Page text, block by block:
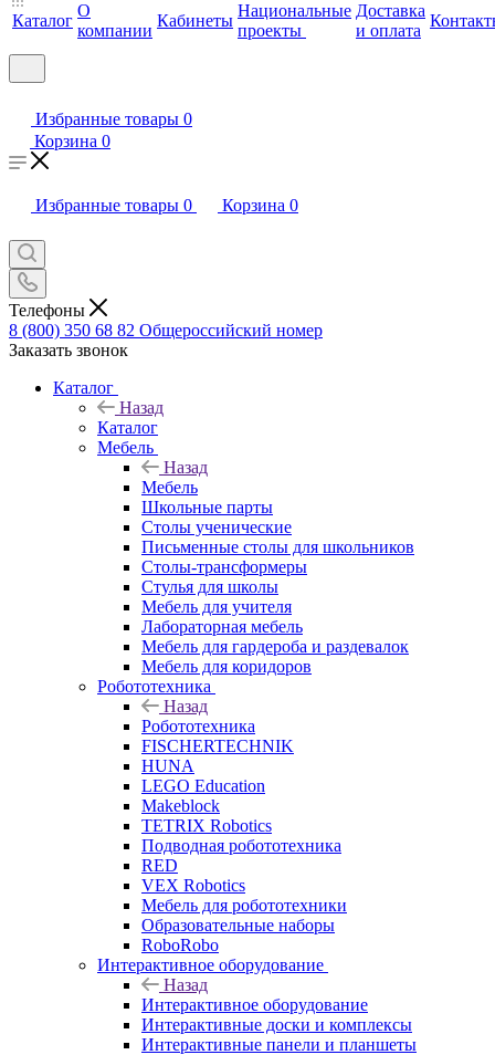
Каталог
О
компании
Кабинеты
Национальные
проекты
Доставка
и оплата
Избранные товары 0
Корзина 0
Избранные товары 0 Корзина 0
Телефоны
8 (800) 350 68 82 Общероссийский номер
Заказать звонок
Каталог
Назад
Каталог
Мебель
Назад
Мебель
Школьные парты
Столы ученические
Письменные столы для школьников
Столы-трансформеры
Стулья для школы
Мебель для учителя
Лабораторная мебель
Мебель для гардероба и раздевалок
Мебель для коридоров
Робототехника
Назад
Робототехника
FISCHERTECHNIK
HUNA
LEGO Education
Makeblock
TETRIX Robotics
Подводная робототехника
RED
VEX Robotics
Мебель для робототехники
Образовательные наборы
RoboRobo
Интерактивное оборудование
Назад
Интерактивное оборудование
Интерактивные доски и комплексы
Интерактивные панели и планшеты